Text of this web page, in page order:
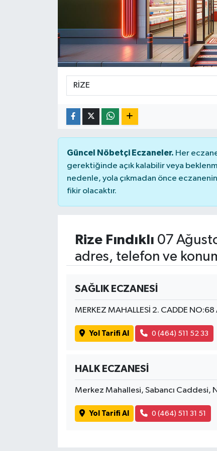
Güncel Nöbetçi Eczaneler. Her
gerektiğinde açık kalabilir veya
nedenle, yola çıkmadan önce
fikir olacaktır.
Rize Fındıklı 07
adres, telefon ve
SAĞLIK ECZANESİ
MERKEZ MAHALLESİ 2. CADDE NO:68
Yol Tarifi Al 0 (464) 511 52 33
HALK ECZANESİ
Merkez Mahallesi, Sabancı Caddesi,
Yol Tarifi Al 0 (464) 511 31 51